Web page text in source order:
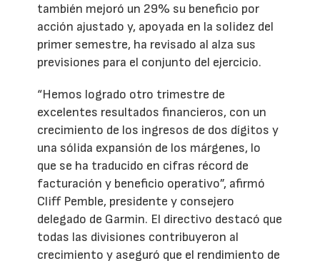
también mejoró un 29% su beneficio por
acción ajustado y, apoyada en la solidez del
primer semestre, ha revisado al alza sus
previsiones para el conjunto del ejercicio.
“Hemos logrado otro trimestre de
excelentes resultados financieros, con un
crecimiento de los ingresos de dos dígitos y
una sólida expansión de los márgenes, lo
que se ha traducido en cifras récord de
facturación y beneficio operativo”, afirmó
Cliff Pemble, presidente y consejero
delegado de Garmin. El directivo destacó que
todas las divisiones contribuyeron al
crecimiento y aseguró que el rendimiento de